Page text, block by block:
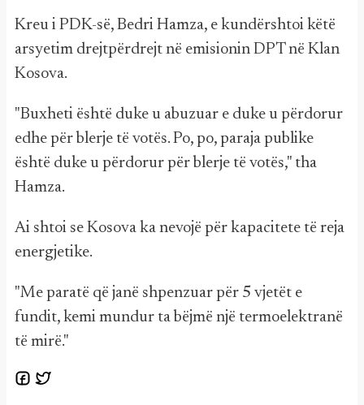
Kreu i PDK-së, Bedri Hamza, e kundërshtoi këtë
arsyetim drejtpërdrejt në emisionin DPT në Klan
Kosova.
"Buxheti është duke u abuzuar e duke u përdorur
edhe për blerje të votës. Po, po, paraja publike
është duke u përdorur për blerje të votës," tha
Hamza.
Ai shtoi se Kosova ka nevojë për kapacitete të reja
energjetike.
"Me paratë që janë shpenzuar për 5 vjetët e
fundit, kemi mundur ta bëjmë një termoelektranë
të mirë."